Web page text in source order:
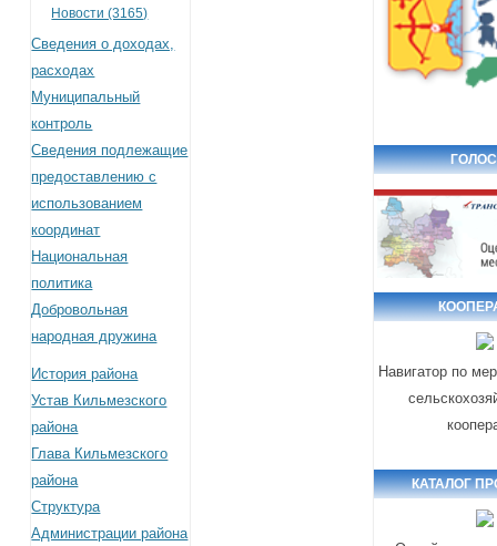
Новости (3165)
Сведения о доходах,
расходах
Муниципальный
контроль
Сведения подлежащие
предоставлению с
использованием
координат
Национальная
политика
Добровольная
народная дружина
История района
Устав Кильмезского
района
Глава Кильмезского
района
Структура
Администрации района
Навигатор по
КАТАЛОГ